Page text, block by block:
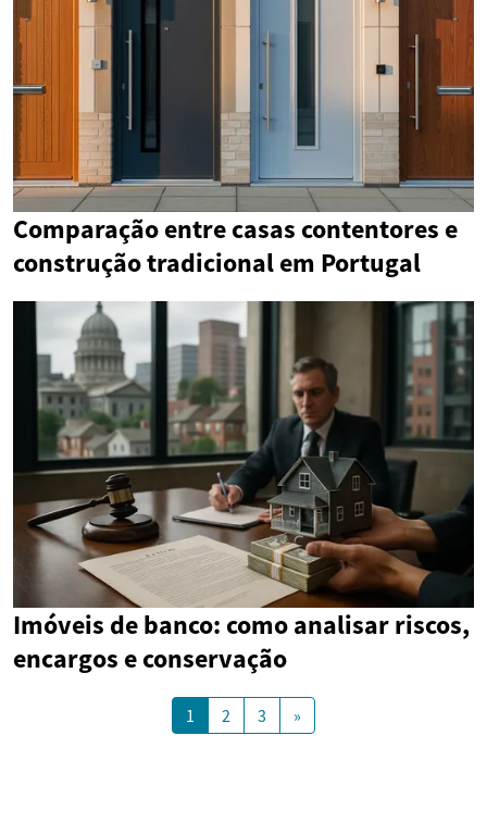
Comparação entre casas contentores e
construção tradicional em Portugal
Imóveis de banco: como analisar riscos,
encargos e conservação
1 2 3 »